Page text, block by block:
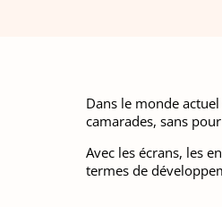
Dans le monde
camarades, sans
Avec les écrans, les
termes de